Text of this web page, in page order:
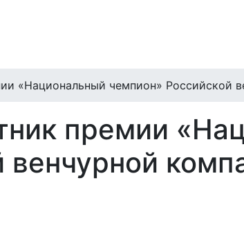
«Национальный чемпион» Российской
премии